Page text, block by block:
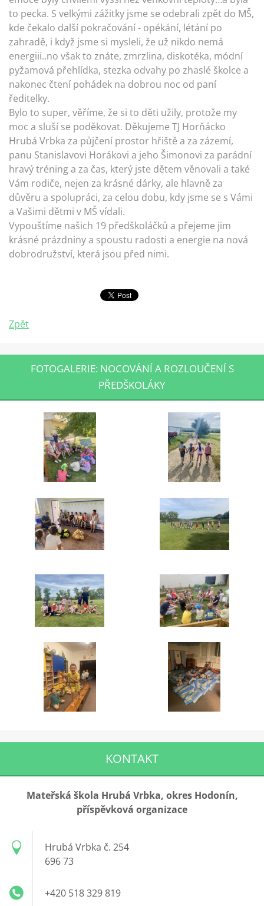
to pecka. S velkými zážitky jsme se odebrali zpět do MŠ,
kde čekalo další pokračování - opékání, létání po
zahradě, i když jsme si mysleli, že už nikdo nemá
energiii..no však to znáte, zmrzlina, diskotéka, módní
pyžamová přehlídka, stezka odvahy po zhaslé školce a
nakonec čtení pohádek na dobrou noc od paní
ředitelky.
Bylo to super, věříme, že si to děti užily, protože my
moc a sluší se poděkovat. Děkujeme TJ Horňácko
Hrubá Vrbka za půjčení prostor hřiště a za zázemí,
panu Stanislavovi Horákovi a jeho Šimonovi za parádní
hravý tréning a za čas, který jste dětem věnovali a také
Vám rodiče, nejen za krásné dárky, ale hlavně za
důvěru a spolupráci, za celou dobu, kdy jsme se s Vámi
a Vašimi dětmi v MŠ vídali.
Vypouštíme našich 19 předškoláčků a přejeme jim
krásné prázdniny a spoustu radosti a energie na nová
dobrodružství, která jsou před nimi.
Zpět
FOTOGALERIE: NOCOVÁNÍ A ROZLOUČENÍ S
PŘEDŠKOLÁKY
KONTAKT
Mateřská škola Hrubá Vrbka, okres Hodonín,
příspěvková organizace
Hrubá Vrbka č. 254
696 73
+420 518 329 819